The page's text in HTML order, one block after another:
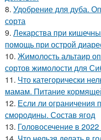
8. Удобрение для дуба.
сорта
9. Лекарства при
помощь при острой
10. Жимолость альтаир
сортов жимолости для
11. Что категорически
мамам. Питание
12. Если ли ограничения
смородины. Состав ягод
13. Головосечение в 2022